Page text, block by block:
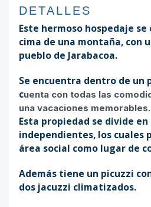
DETALLES
Este hermoso hospedaje
cima de una montaña, con
pueblo de Jarabacoa.
Se encuentra dentro de un
cuenta con todas las
una vacaciones memorables.
Esta propiedad se divide
independientes, los cuales
área social como lugar de
Además tiene un picuzzi
dos jacuzzi climatizados.